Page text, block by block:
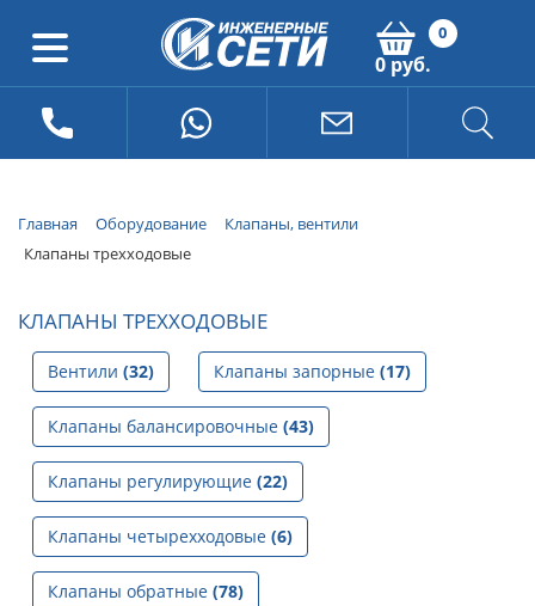
0
0 руб.
Главная Оборудование
Клапаны, вентили
Клапаны трехходовые
КЛАПАНЫ ТРЕХХОДОВЫЕ
Вентили (32) Клапаны запорные (17)
Клапаны балансировочные (43)
Клапаны регулирующие (22)
Клапаны четырехходовые (6)
Клапаны обратные (78)